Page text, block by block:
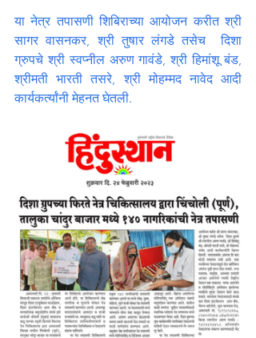
या नेत्र तपासणी शिबिराच्या आयोजन करीत श्री
सागर वासनकर, श्री तुषार लंगडे तसेच  दिशा
ग्रुपचे श्री स्वप्नील अरुण गावंडे, श्री हिमांशू बंड,
श्रीमती भारती तसरे, श्री मोहम्मद नावेद आदी
कार्यकर्त्यांनी मेहनत घेतली.